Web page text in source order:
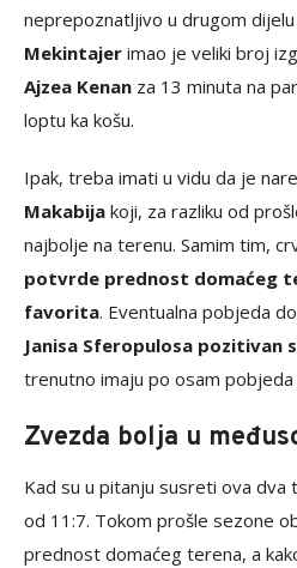
neprepoznatljivo u drugom
Mekintajer imao je veliki broj
Ajzea Kenan za 13 minuta na
loptu ka košu.
Ipak, treba imati u vidu da je
Makabija koji, za razliku od
najbolje na terenu. Samim tim,
potvrde prednost domaćeg
favorita. Eventualna pobjeda
Janisa Sferopulosa pozitivan
trenutno imaju po osam pobjeda
Zvezda bolja u
Kad su u pitanju susreti ova dva
od 11:7. Tokom prošle sezone
prednost domaćeg terena, a